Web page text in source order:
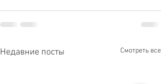
Недавние посты Смотреть все